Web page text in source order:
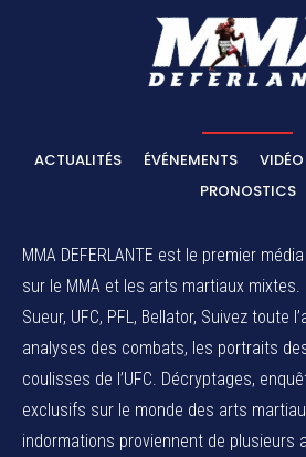
ACTUALITÉS ÉVÉNEMENTS VIDÉO
PRONOSTICS
MMA DEFERLANTE est le premier
sur le MMA et les arts martiaux mixtes.
Sueur, UFC, PFL, Bellator, Suivez toute
analyses des combats, les portraits
coulisses de l’UFC. Décryptages,
exclusifs sur le monde des arts
indormations proviennent de plusieurs